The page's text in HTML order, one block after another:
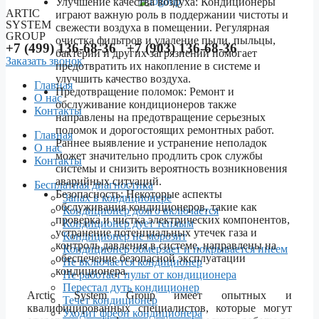
ARTIC
SYSTEM
GROUP
+7 (499) 136-68-36 +7 (903) 136-68-36
Заказать звонок
Главная
О нас
Контакты
Menu
Главная
О нас
Контакты
Бесплатная диагностика
Запах в кондиционере
Кондиционер долго включается
Кондиционер дует теплым
Кондиционер не морозит
Кондиционер обмерзает и покрывается инеем
Не включается кондиционер
Не работает пульт от кондиционера
Перестал дуть кондиционер
Течет кондиционер
Уходит фреон кондиционера
играют важную роль в поддержании чистоты и
свежести воздуха в помещении. Регулярная
очистка фильтров и удаление пыли, пыльцы,
бактерий и других загрязнений помогает
предотвратить их накопление в системе и
улучшить качество воздуха.
Предотвращение поломок: Ремонт и
обслуживание кондиционеров также
направлены на предотвращение серьезных
поломок и дорогостоящих ремонтных работ.
Раннее выявление и устранение неполадок
может значительно продлить срок службы
системы и снизить вероятность возникновения
аварийных ситуаций.
Безопасность: Некоторые аспекты
обслуживания кондиционеров, такие как
проверка и чистка электрических компонентов,
устранение потенциальных утечек газа и
контроль давления в системе, направлены на
обеспечение безопасной эксплуатации
кондиционера.
Arctic System Group имеет опытных и
квалифицированных специалистов, которые могут